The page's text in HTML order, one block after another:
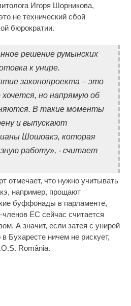
Игоря Шорникова,
не технический сбой
бюрократии.
решение румынских
к унире.
законопроекта – это
хочется, но напрямую об
В такие моменты
и выпускают
Шошоакэ, которая
работу», - считает
отмечает, что нужно учитывать
например, прощают
буффонады в парламенте,
ЕС сейчас считается
А значит, если затея с унирей
в Бухаресте ничем не рискует,
România.